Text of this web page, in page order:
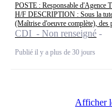
POSTE : Responsable d'Agence
H/F DESCRIPTION : Sous la
(Maîtrise d'oeuvre complète), des
CDI - Non renseigné
Publié il y a plus de 30 jours
Afficher